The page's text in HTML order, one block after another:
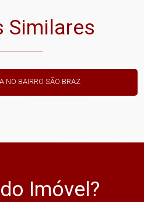
Similares
NO BAIRRO SÃO BRAZ
Imóvel?